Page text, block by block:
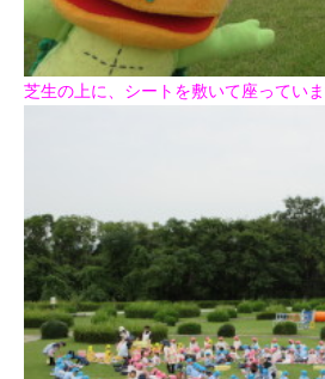
芝生の上に、シートを敷いて座っていま